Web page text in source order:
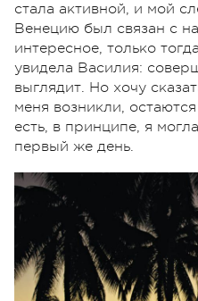
стала активной, и мой
Венецию был связан с
интересное, только
увидела Василия:
выглядит. Но хочу
меня возникли,
есть, в принципе, я
первый же день.